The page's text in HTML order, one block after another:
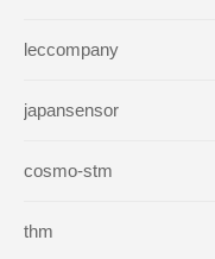
leccompany
japansensor
cosmo-stm
thm